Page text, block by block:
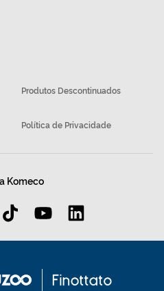
Produtos Descontinuados
Política de Privacidade
Komeco